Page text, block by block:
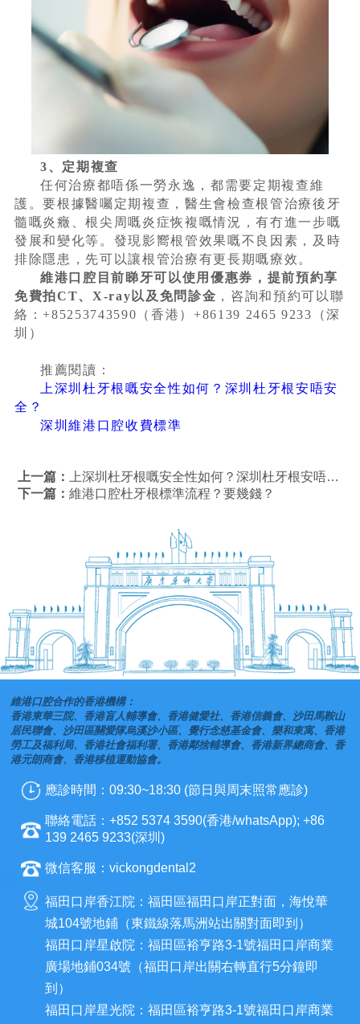
3、定期複查
任何治療都唔係一勞永逸，都需要定期複查維
護。要根據醫囑定期複查，醫生會檢查根管治療後牙
髓嘅炎癥、根尖周嘅炎症恢複嘅情況，有冇進一步嘅
發展和變化等。發現影嚮根管效果嘅不良因素，及時
排除隱患，先可以讓根管治療有更長期嘅療效。
維港口腔目前睇牙可以使用優惠券，提前預約享
免費拍CT、X-ray以及免問診金 ，咨詢和預約可以聯
絡：+85253743590（香港）+86139 2465 9233（深
圳）
推薦閱讀：
上深圳杜牙根嘅安全性如何？深圳杜牙根安唔安
全？
深圳維港口腔收費標準
上一篇：
上深圳杜牙根嘅安全性如何？深圳杜牙根安唔安全？
下一篇：​維港口腔杜牙根標準流程？要幾錢？
維港口腔合作的香港機構：
香港東華三院、香港盲人輔導會、香港健愛社、香港信義會、沙田馬鞍山
居民聯會、沙田區關愛隊烏溪沙小區、覺行念慈基金會、樂和東寓、香港
勞工及福利局、香港社會福利署、香港鄰捨輔導會、香港新界總商會、香
港元朗商會、香港移植運動協會。
應診時間：09:30~18:30 (節日與周末照常應診)
聯絡電話：+852 5374 3590(香港/whatsApp); +86
139 2465 9233(深圳)
微信客服：vickongdental2
福田口岸香江院：福田區福田口岸正對面，海悅華
城104號地鋪（東鐵線落馬洲站出關對面即到）
福田口岸星啟院：福田區裕亨路3-1號福田口岸商業
廣場地鋪034號（福田口岸出關右轉直行5分鐘即
到）
福田口岸星光院：福田區裕亨路3-1號福田口岸商業